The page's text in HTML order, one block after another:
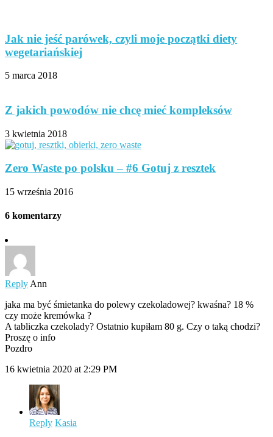
Jak nie jeść parówek, czyli moje początki diety
wegetariańskiej
5 marca 2018
Z jakich powodów nie chcę mieć kompleksów
3 kwietnia 2018
Zero Waste po polsku – #6 Gotuj z resztek
15 września 2016
6 komentarzy
Reply Ann
jaka ma być śmietanka do polewy czekoladowej? kwaśna? 18 %
czy może kremówka ?
A tabliczka czekolady? Ostatnio kupiłam 80 g. Czy o taką chodzi?
Proszę o info
Pozdro
16 kwietnia 2020 at 2:29 PM
Reply Kasia